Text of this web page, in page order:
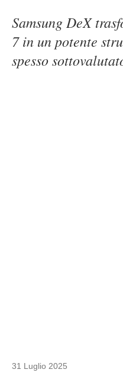
Samsung DeX
7 in un potente
spesso
31 Luglio 2025